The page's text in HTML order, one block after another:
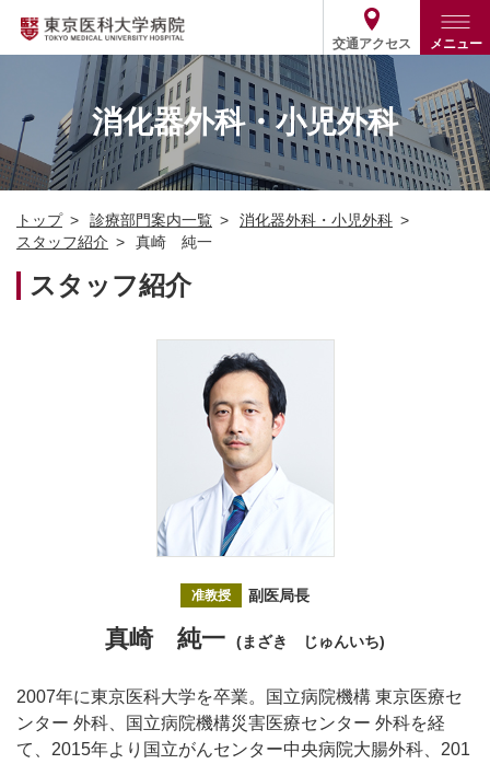
交通アクセス メニュー
トップ
外来・入院案内
外来
入院
患者支援・相談窓口
診療部門案内
診療部門案内一覧
医師・歯科医師等情報検索
病院案内
基本情報
役割・取り組み
医療関係の方
採用関連 ENGLISH
03-3342-6111
消化器外科・小児外科
トップ 診療部門案内一覧
消化器外科・小児外科
スタッフ紹介
真崎 純一
スタッフ紹介
准教授 副医局長
真崎 純一 (まざき じゅんいち)
2007年に東京医科大学を卒業。国立病院機構 東京医療セ
ンター 外科、国立病院機構災害医療センター 外科を経
て、2015年より国立がんセンター中央病院大腸外科、201